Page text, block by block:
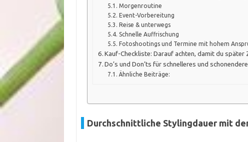
Morgenroutine
Event-Vorbereitung
Reise & unterwegs
Schnelle Auffrischung
Fotoshootings und Termine mit hohem
Kauf-Checkliste: Darauf achten, damit du später
Do’s und Don’ts für schnelleres und
Ähnliche Beiträge:
Durchschnittliche Stylingdauer mit